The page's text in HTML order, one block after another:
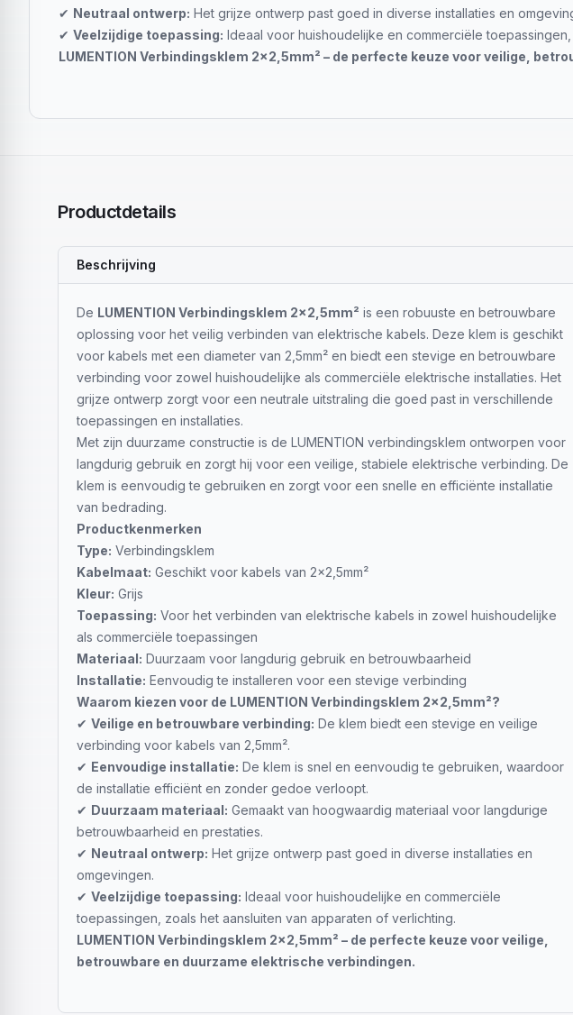
✔ Neutraal ontwerp: Het grijze ontwerp past goed in diverse installaties en
✔ Veelzijdige toepassing: Ideaal voor huishoudelijke en commerciële
LUMENTION Verbindingsklem 2x2,5mm² – de perfecte keuze voor veilige,
Productdetails
Beschrijving
De LUMENTION Verbindingsklem 2x2,5mm² is een robuuste en betrouwbare
oplossing voor het veilig verbinden van elektrische kabels. Deze klem is geschikt
voor kabels met een diameter van 2,5mm² en biedt een stevige en betrouwbare
verbinding voor zowel huishoudelijke als commerciële elektrische installaties. Het
grijze ontwerp zorgt voor een neutrale uitstraling die goed past in verschillende
toepassingen en installaties.
Met zijn duurzame constructie is de LUMENTION verbindingsklem ontworpen voor
langdurig gebruik en zorgt hij voor een veilige, stabiele elektrische verbinding. De
klem is eenvoudig te gebruiken en zorgt voor een snelle en efficiënte installatie
van bedrading.
Productkenmerken
Type: Verbindingsklem
Kabelmaat: Geschikt voor kabels van 2x2,5mm²
Kleur: Grijs
Toepassing: Voor het verbinden van elektrische kabels in zowel huishoudelijke
als commerciële toepassingen
Materiaal: Duurzaam voor langdurig gebruik en betrouwbaarheid
Installatie: Eenvoudig te installeren voor een stevige verbinding
Waarom kiezen voor de LUMENTION Verbindingsklem 2x2,5mm²?
✔ Veilige en betrouwbare verbinding: De klem biedt een stevige en veilige
verbinding voor kabels van 2,5mm².
✔ Eenvoudige installatie: De klem is snel en eenvoudig te gebruiken, waardoor
de installatie efficiënt en zonder gedoe verloopt.
✔ Duurzaam materiaal: Gemaakt van hoogwaardig materiaal voor langdurige
betrouwbaarheid en prestaties.
✔ Neutraal ontwerp: Het grijze ontwerp past goed in diverse installaties en
omgevingen.
✔ Veelzijdige toepassing: Ideaal voor huishoudelijke en commerciële
toepassingen, zoals het aansluiten van apparaten of verlichting.
LUMENTION Verbindingsklem 2x2,5mm² – de perfecte keuze voor veilige,
betrouwbare en duurzame elektrische verbindingen.